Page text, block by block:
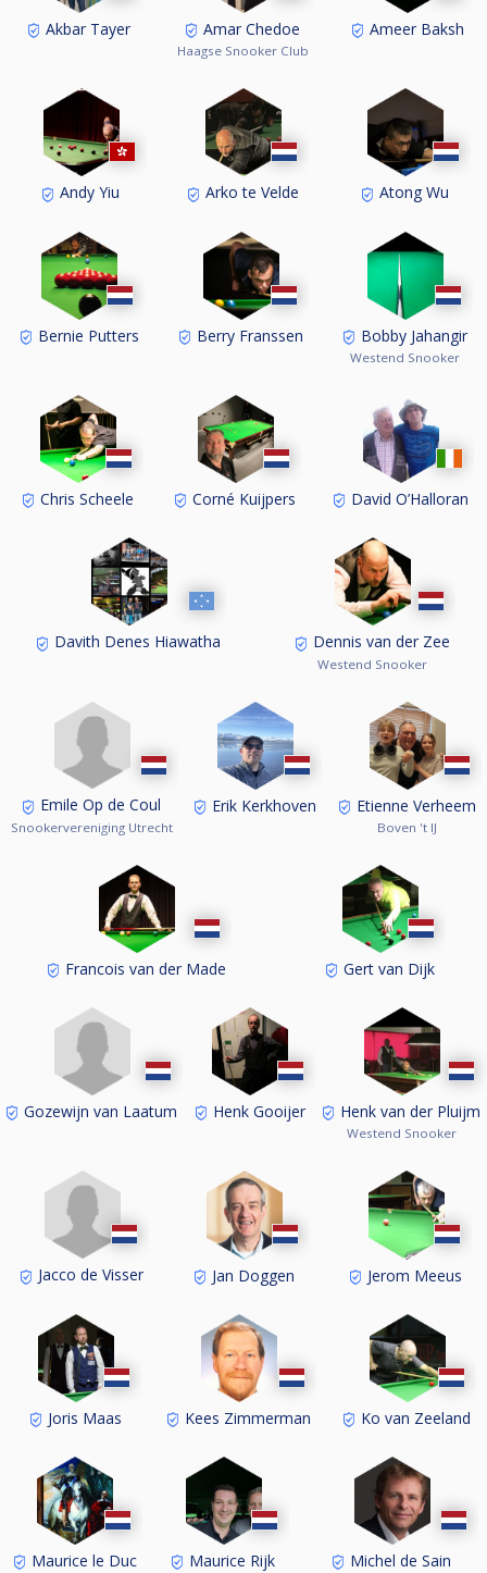
Akbar Tayer Amar Chedoe
Haagse Snooker Club
Ameer Baksh
Andy Yiu Arko te Velde Atong Wu
Bernie Putters Berry Franssen Bobby Jahangir
Westend Snooker
Chris Scheele Corné Kuijpers David O’Halloran
Davith Denes Hiawatha Dennis van der Zee
Westend Snooker
Emile Op de Coul
Snookervereniging Utrecht
Erik Kerkhoven Etienne Verheem
Boven 't IJ
Francois van der Made Gert van Dijk
Gozewijn van Laatum Henk Gooijer Henk van der Pluijm
Westend Snooker
Jacco de Visser Jan Doggen Jerom Meeus
Joris Maas Kees Zimmerman Ko van Zeeland
Maurice le Duc Maurice Rijk Michel de Sain